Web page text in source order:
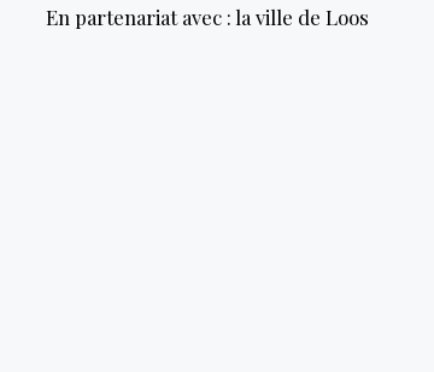
En partenariat avec : la ville de Loos